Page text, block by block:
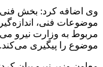
وی اضافه کرد: بخش
موضوعات فنی،
مربوط به وزارت نیرو
موضوع را پیگیری می‌کند.